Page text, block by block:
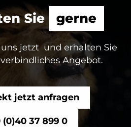
Sie gerne
jetzt und erhalten Sie
Angebot.
jetzt anfragen
(0)40 37 899 0